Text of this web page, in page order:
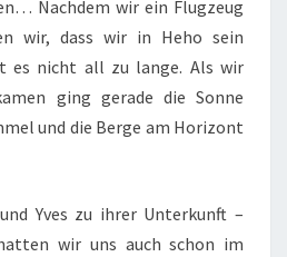
Nachdem wir ein Flugzeug
wir, dass wir in Heho sein
es nicht all zu lange. Als wir
ging gerade die Sonne
und die Berge am Horizont
Yves zu ihrer Unterkunft –
wir uns auch schon im